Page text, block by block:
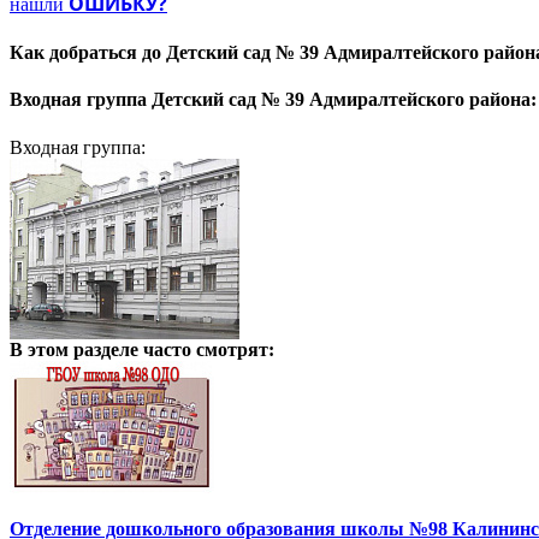
нашли
Как добраться до Детский сад № 39 Адмиралтейского
Входная группа Детский сад № 39 Адмиралтейского района:
Входная группа:
В этом разделе часто смотрят:
Отделение дошкольного образования школы №98